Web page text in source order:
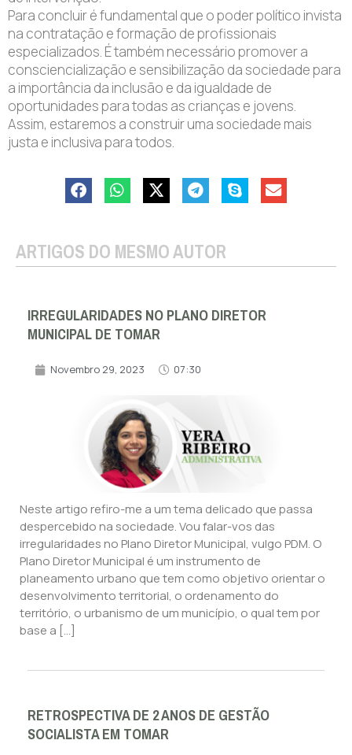
Para concluir é fundamental que o poder político invista
na contratação e formação de profissionais
especializados. É também necessário promover a
consciencialização e sensibilização da sociedade para
a importância da inclusão e da igualdade de
oportunidades para todas as crianças e jovens.
Assim, estaremos a construir uma sociedade mais
justa e inclusiva para todos.
ARTIGOS DO MESMO AUTOR
IRREGULARIDADES NO PLANO DIRETOR
MUNICIPAL DE TOMAR
Novembro 29, 2023 07:30
Neste artigo refiro-me a um tema delicado que passa
despercebido na sociedade. Vou falar-vos das
irregularidades no Plano Diretor Municipal, vulgo PDM. O
Plano Diretor Municipal é um instrumento de
planeamento urbano que tem como objetivo orientar o
desenvolvimento territorial, o ordenamento do
território, o urbanismo de um município, o qual tem por
base a […]
RETROSPECTIVA DE 2 ANOS DE GESTÃO
SOCIALISTA EM TOMAR